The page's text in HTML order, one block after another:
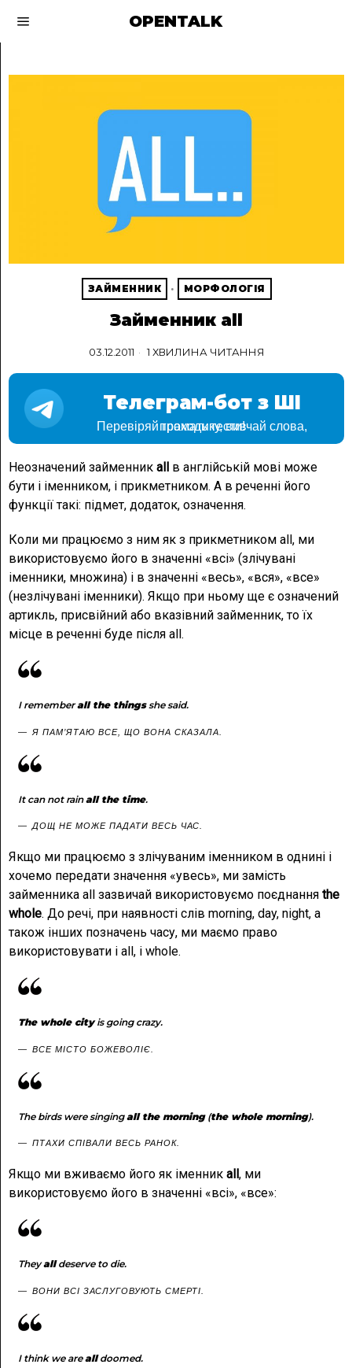
OPENTALK
ЗАЙМЕННИК · МОРФОЛОГІЯ
Займенник all
03.12.2011 1 ХВИЛИНА ЧИТАННЯ
Телеграм-бот з ШІ
Перевіряй граматику, вивчай слова, проходь тести!
Неозначений займенник all
в англійській мові може
бути і іменником, і прикметником. А в реченні його
функції такі: підмет, додаток, означення.
Коли ми працюємо з ним як з прикметником all, ми
використовуємо його в значенні «всі» (злічувані
іменники, множина) і в значенні «весь», «вся», «все»
(незлічувані іменники). Якщо при ньому ще є означений
артикль, присвійний або вказівний займенник, то їх
місце в реченні буде після all.
I rememberall the thingsshe said.
Я ПАМ’ЯТАЮ ВСЕ, ЩО ВОНА СКАЗАЛА.
It can not rainall the time.
ДОЩ НЕ МОЖЕ ПАДАТИ ВЕСЬ ЧАС.
Якщо ми працюємо з злічуваним іменником в однині і
хочемо передати значення «увесь», ми замість
займенника all зазвичай використовуємо поєднання the
whole. До речі, при наявності слів morning, day, night, а
також інших позначень часу, ми маємо право
використовувати і all, і whole.
The whole cityis going crazy.
ВСЕ МІСТО БОЖЕВОЛІЄ.
The birds were singingall the morning(the whole morning).
ПТАХИ СПІВАЛИ ВЕСЬ РАНОК.
Якщо ми вживаємо його як іменник all , ми
використовуємо його в значенні «всі», «все»:
Theyalldeserve to die.
ВОНИ ВСІ ЗАСЛУГОВУЮТЬ СМЕРТІ.
I think we arealldoomed.